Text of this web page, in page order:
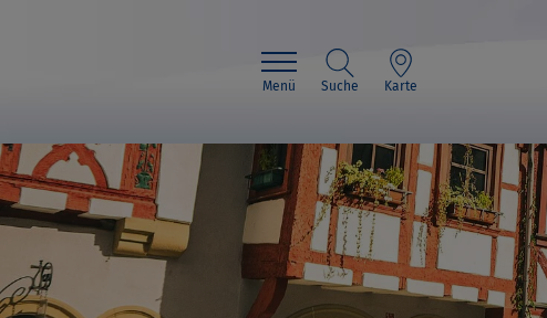
Menü Suche Karte